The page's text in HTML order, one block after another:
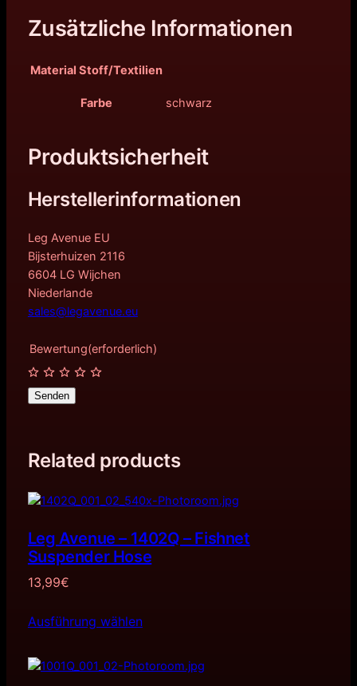
Zusätzliche Informationen
Material Stoff/Textilien
Farbe schwarz
Produktsicherheit
Herstellerinformationen
Leg Avenue EU
Bijsterhuizen 2116
6604 LG Wijchen
Niederlande
sales@legavenue.eu
Bewertung(erforderlich)
Senden
Related products
Leg Avenue – 1402Q – Fishnet
Suspender Hose
13,99€
Ausführung wählen